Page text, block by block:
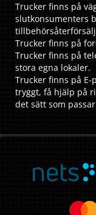
Trucker finns på
slutkonsumenters
Trucker finns på
Trucker finns på
stora egna lokaler.
Trucker finns på
tryggt, få hjälp på
det sätt som